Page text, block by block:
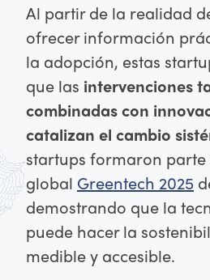
Al partir de la realidad
ofrecer información
la adopción, estas
que las intervenciones
combinadas con
catalizan el cambio
startups formaron
global Greentech 2025
demostrando que la
puede hacer la
medible y accesible.